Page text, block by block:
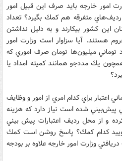
وزارت امور خارجه بايد صرف اين قبيل امور
متفرقه هم كمك بگيرد؟ تعداد
اين كشور بيكارند و به دليل نداشتن
هستند. آيا سزاوار است وزارت امور
بر بودجه 920 ميليارد توماني ميليون‌ها تومان صرف اموري كه
يك مددجو همانند كميته امداد يا
920 ميليون توماني اعتبار براي كدام امري از امور و وظايف
پيش‌بيني شده است نياز دارد كه هزينه
و از محل رديف اعتبارات پيش بيني
كدام كمك؟ پاسخ روشن است كمك
وزارت امور خارجه علاوه بر بودجه